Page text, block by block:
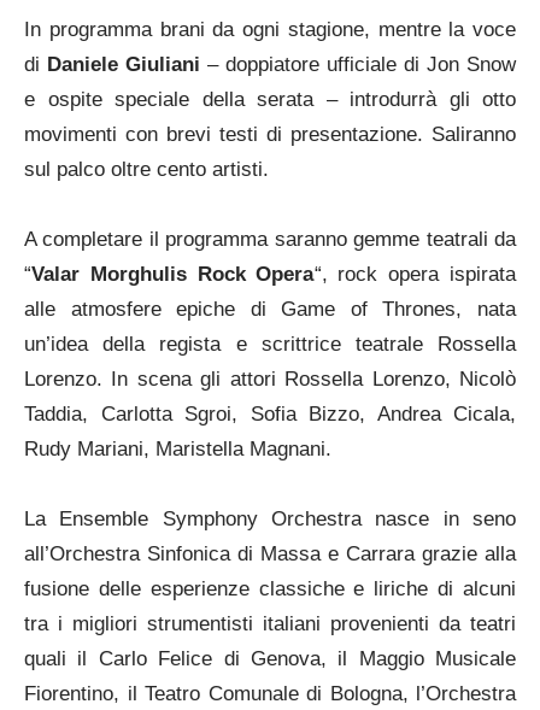
In programma brani da ogni stagione, mentre la voce
di Daniele Giuliani – doppiatore ufficiale di Jon Snow
e ospite speciale della serata – introdurrà gli otto
movimenti con brevi testi di presentazione. Saliranno
sul palco oltre cento artisti.
A completare il programma saranno gemme teatrali da
“Valar Morghulis Rock Opera“, rock opera ispirata
alle atmosfere epiche di Game of Thrones, nata
un’idea della regista e scrittrice teatrale Rossella
Lorenzo. In scena gli attori Rossella Lorenzo, Nicolò
Taddia, Carlotta Sgroi, Sofia Bizzo, Andrea Cicala,
Rudy Mariani, Maristella Magnani.
La Ensemble Symphony Orchestra nasce in seno
all’Orchestra Sinfonica di Massa e Carrara grazie alla
fusione delle esperienze classiche e liriche di alcuni
tra i migliori strumentisti italiani provenienti da teatri
quali il Carlo Felice di Genova, il Maggio Musicale
Fiorentino, il Teatro Comunale di Bologna, l’Orchestra